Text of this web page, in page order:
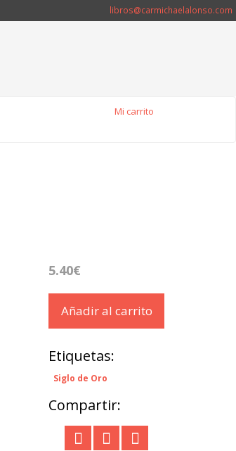
libros@carmichaelalonso.com
Mi carrito
5.40€
Añadir al carrito
Etiquetas:
Siglo de Oro
Compartir: